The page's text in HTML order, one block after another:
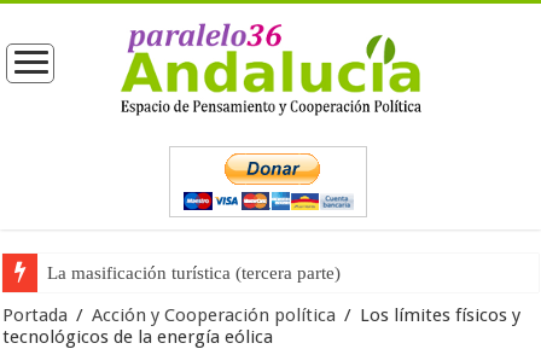
La masificación turística (tercera parte)
Portada / Acción y Cooperación política / Los límites físicos y
tecnológicos de la energía eólica